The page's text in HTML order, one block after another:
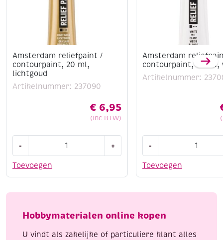
Amsterdam reliefpaint /
contourpaint, 20 ml,
lichtgoud
Artikelnummer: 237090
€ 6,95
(Inc BTW)
Toevoegen
-
/
ml,
aantal
+
Amsterdam
contourpaint, 20 ml,
Artikelnummer:
Toevoegen
-
/
ml,
aantal
Hobbymaterialen online kopen
U vindt als zakelijke of particuliere klant alles